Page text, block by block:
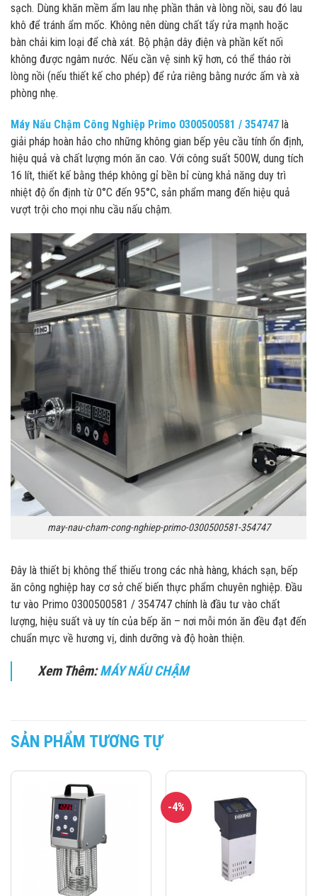
sạch. Dùng khăn mềm ẩm lau nhẹ phần thân và lòng nồi, sau đó lau
khô để tránh ẩm mốc. Không nên dùng chất tẩy rửa mạnh hoặc
bàn chải kim loại để chà xát. Bộ phận dây điện và phần kết nối
không được ngâm nước. Nếu cần vệ sinh kỹ hơn, có thể tháo rời
lòng nồi (nếu thiết kế cho phép) để rửa riêng bằng nước ấm và xà
phòng nhẹ.
Máy Nấu Chậm Công Nghiệp Primo 0300500581 / 354747 là
giải pháp hoàn hảo cho những không gian bếp yêu cầu tính ổn định,
hiệu quả và chất lượng món ăn cao. Với công suất 500W, dung tích
16 lít, thiết kế bằng thép không gỉ bền bỉ cùng khả năng duy trì
nhiệt độ ổn định từ 0°C đến 95°C, sản phẩm mang đến hiệu quả
vượt trội cho mọi nhu cầu nấu chậm.
may-nau-cham-cong-nghiep-primo-0300500581-354747
Đây là thiết bị không thể thiếu trong các nhà hàng, khách sạn, bếp
ăn công nghiệp hay cơ sở chế biến thực phẩm chuyên nghiệp. Đầu
tư vào Primo 0300500581 / 354747 chính là đầu tư vào chất
lượng, hiệu suất và uy tín của bếp ăn – nơi mỗi món ăn đều đạt đến
chuẩn mực về hương vị, dinh dưỡng và độ hoàn thiện.
Xem Thêm:MÁY NẤU CHẬM
SẢN PHẨM TƯƠNG TỰ
-4%